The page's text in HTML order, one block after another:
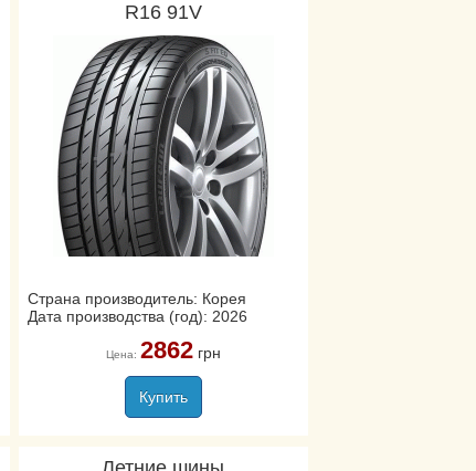
R16 91V
Страна производитель: Корея
Дата производства (год): 2026
Цена: 2862грн
Купить